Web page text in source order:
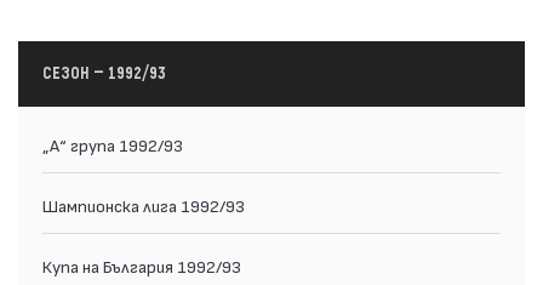
СЕЗОН — 1992/93
„А“ група 1992/93
Шампионска лига 1992/93
Купа на България 1992/93